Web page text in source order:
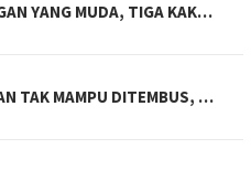
YANG MUDA, TIGA KAK…
TAK MAMPU DITEMBUS, …